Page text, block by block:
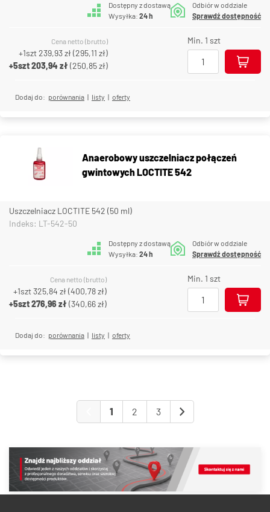
Dostępny z dostawą
Wysyłka: 24 h
Odbiór w oddziale
Sprawdź dostępność
Cena netto (brutto)
+1szt239,93 zł(295,11 zł)
+5szt203,94 zł(250,85 zł)
Min. 1 szt
Dodaj do: porównania | listy | oferty
Anaerobowy uszczelniacz połączeń
gwintowych LOCTITE 542
Uszczelniacz LOCTITE 542 (50 ml)
Indeks: LT-542-50
Dostępny z dostawą
Wysyłka: 24 h
Odbiór w oddziale
Sprawdź dostępność
Cena netto (brutto)
+1szt325,84 zł(400,78 zł)
+5szt276,96 zł(340,66 zł)
Min. 1 szt
Dodaj do: porównania | listy | oferty
1 2 3